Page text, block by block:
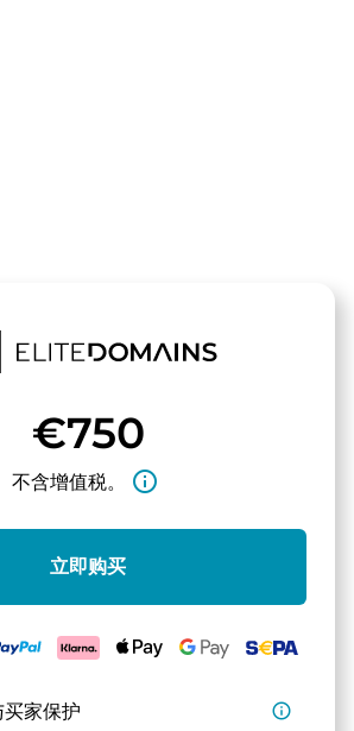
€750
不含增值税。 info_outline
立即购买
家保护
info_outline